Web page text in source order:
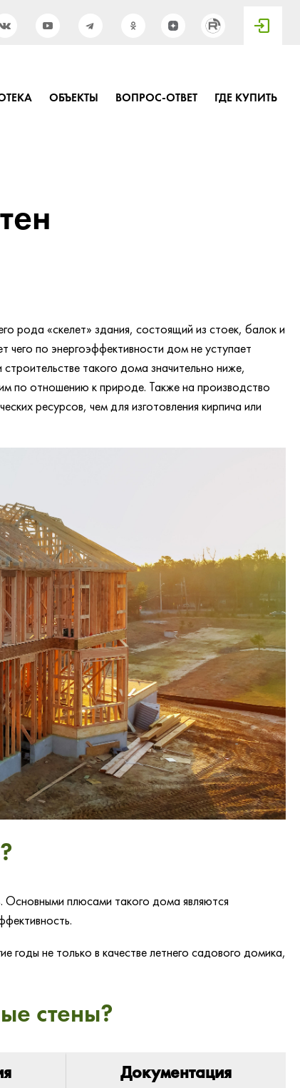
ОБЪЕКТЫ ВОПРОС-ОТВЕТ ГДЕ КУПИТЬ
рода «скелет» здания, состоящий из стоек, балок и
чего по энергоэффективности дом не уступает
такого дома значительно ниже,
по отношению к природе. Также на производство
ресурсов, чем для изготовления кирпича или
плюсами такого дома являются
годы не только в качестве летнего садового домика,
стены?
Документация